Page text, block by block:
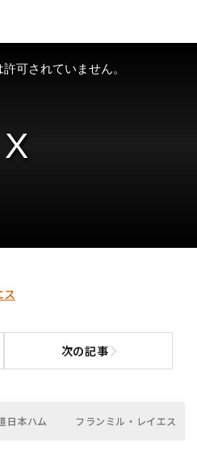
プライバシーポリシー
アルバイト募集
ス
次の記事次の記事へ
日本ハム フランミル・レイエス